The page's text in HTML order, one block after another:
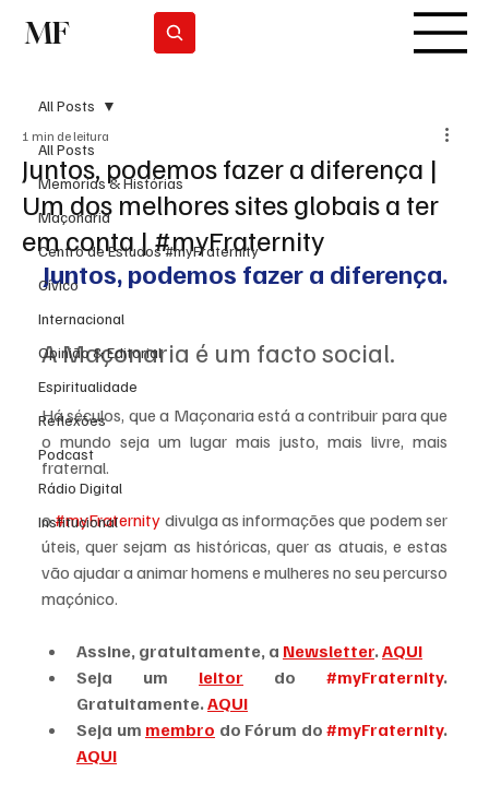
MF
All Posts
Memórias & Histórias
Maçonaria
Centro de Estudos #myFraternity
Cívico
Internacional
Opinião & Editorial
Espiritualidade
Reflexões
Podcast
Rádio Digital
Institucional
All Posts
Juntos, podemos fazer a diferença |
Um dos melhores sites globais a ter
em conta | #myFraternity
1 min de leitura
Juntos, podemos fazer a diferença.
A Maçonaria é um facto social.
Há séculos, que a Maçonaria está a contribuir para que
o mundo seja um lugar mais justo, mais livre, mais
fraternal.
o #myFraternity divulga as informações que podem ser
úteis, quer sejam as históricas, quer as atuais, e estas
vão ajudar a animar homens e mulheres no seu percurso
maçónico.
Assine, gratuitamente, a Newsletter. AQUI
Seja um leitor do #myFraternity.
Gratuitamente. AQUI
Seja um membro do Fórum do #myFraternity
AQUI